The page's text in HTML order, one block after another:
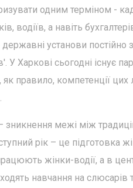
одним терміном -
водіїв, а навіть
установи
У Харкові сьогодні існує
як правило, компетенції
зникнення межі між
рік – це підготовка
жінки-водії, а в
навчання на слюсарів